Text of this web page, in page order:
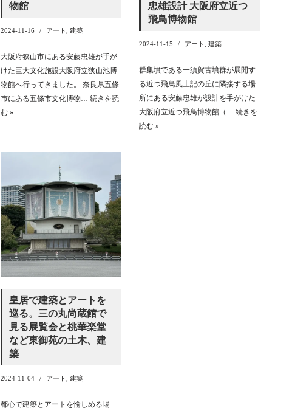
物館
2024-11-16 アート 建築
大阪府狭山市にある安藤忠雄が手が
けた巨大文化施設大阪府立狭山池博
物館へ行ってきました。 奈良県五條
市にある五條市文化博物… 続きを読
む »
忠雄設計 大阪府立近つ
飛鳥博物館
2024-11-15 アート ,建築
群集墳である一須賀古墳群が展開す
る近つ飛鳥風土記の丘に隣接する場
所にある安藤忠雄が設計を手がけた
大阪府立近つ飛鳥博物館（…続きを
読む »
皇居で建築とアートを
巡る。三の丸尚蔵館で
見る展覧会と桃華楽堂
など東御苑の土木、建
築
2024-11-04 アート 建築
都心で建築とアートを愉しめる場